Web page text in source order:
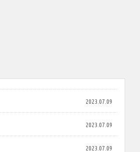
2023.07.09
2023.07.09
2023.07.09